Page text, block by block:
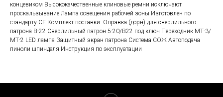
концевиком Высококачественные клиновые ремни исключают
проскальзывание Лампа освещения рабочей зоны Изготовлен по
стандарту СЕ Комплект поставки: Оправка (дорн) для сверлильного
патрона B-22 Сверлильный патрон 5-20/В22 под ключ Переходник МТ-3/
МТ-2 LED лампа Защитный экран патрона Система СОЖ Автоподача
пиноли шпинделя Инструкция по эксплуатации